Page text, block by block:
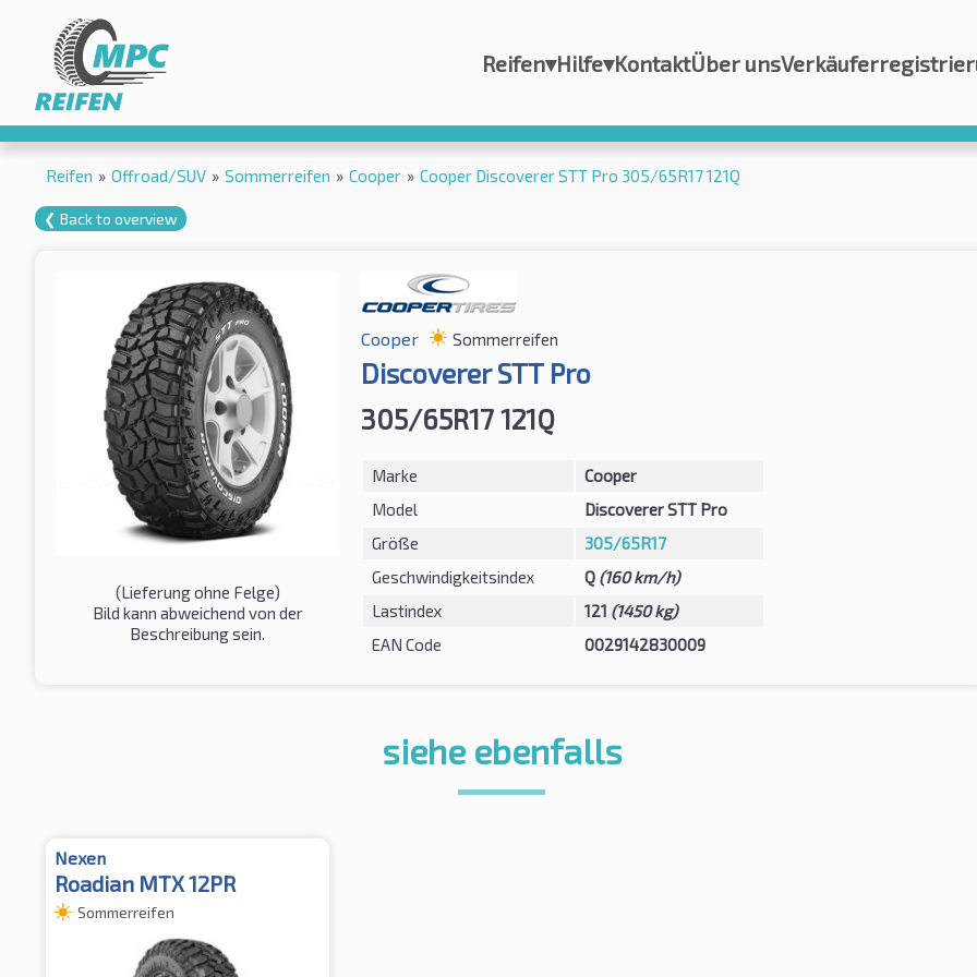
Reifen▾Hilfe▾KontaktÜber uns
Reifen » Offroad/SUV » Sommerreifen » Cooper » Cooper Discoverer STT Pro 305/65R17 121Q
❮ Back to overview
(Lieferung ohne Felge)
Bild kann abweichend von der
Beschreibung sein.
Cooper Sommerreifen
Discoverer STT Pro
305/65R17 121Q
Marke
Cooper
Model
Discoverer STT Pro
Größe
305/65R17
Geschwindigkeitsindex
Q (160 km/h)
Lastindex
121 (1450 kg)
EAN Code
0029142830009
siehe ebenfalls
Nexen
Roadian MTX 12PR
Sommerreifen